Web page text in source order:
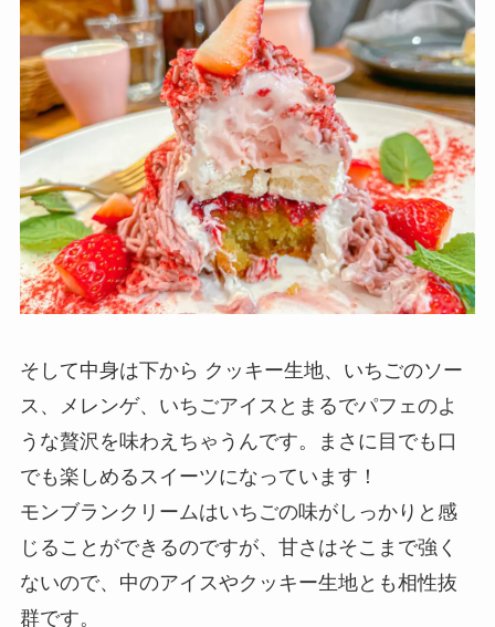
そして中身は下から クッキー生地、いちごのソー
ス、メレンゲ、いちごアイスとまるでパフェのよ
うな贅沢を味わえちゃうんです。まさに目でも口
でも楽しめるスイーツになっています！
モンブランクリームはいちごの味がしっかりと感
じることができるのですが、甘さはそこまで強く
ないので、中のアイスやクッキー生地とも相性抜
群です。